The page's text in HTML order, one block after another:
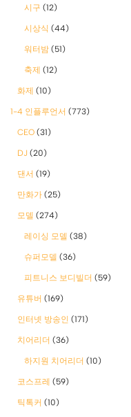
시구 (12)
시상식 (44)
워터밤 (51)
축제 (12)
화제 (10)
1-4 인플루언서 (773)
CEO (31)
DJ (20)
댄서 (19)
만화가 (25)
모델 (274)
레이싱 모델 (38)
슈퍼모델 (36)
피트니스 보디빌더 (59)
유튜버 (169)
인터넷 방송인 (171)
치어리더 (36)
하지원 치어리더 (10)
코스프레 (59)
틱톡커 (10)